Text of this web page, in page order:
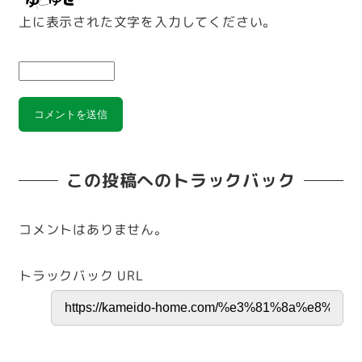
上に表示された文字を入力してください。
この投稿へのトラックバック
コメントはありません。
トラックバック URL